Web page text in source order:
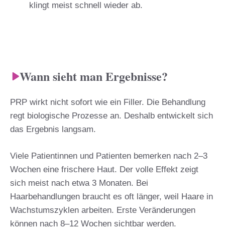
klingt meist schnell wieder ab.
Wann sieht man Ergebnisse?
PRP wirkt nicht sofort wie ein Filler. Die Behandlung
regt biologische Prozesse an. Deshalb entwickelt sich
das Ergebnis langsam.
Viele Patientinnen und Patienten bemerken nach 2–3
Wochen eine frischere Haut. Der volle Effekt zeigt
sich meist nach etwa 3 Monaten. Bei
Haarbehandlungen braucht es oft länger, weil Haare in
Wachstumszyklen arbeiten. Erste Veränderungen
können nach 8–12 Wochen sichtbar werden.